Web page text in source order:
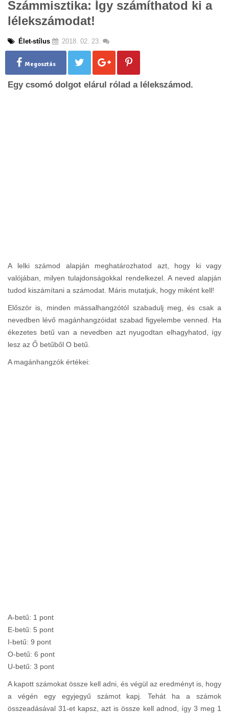
g
Számmisztika: Így számíthatod ki a
lélekszámodat!
Élet-stílus 2018. 02. 23.
Megosztás
Egy csomó dolgot elárul rólad a lélekszámod.
A lelki számod alapján meghatározhatod azt, hogy ki vagy
valójában, milyen tulajdonságokkal rendelkezel. A neved alapján
tudod kiszámítani a számodat. Máris mutatjuk, hogy miként kell!
Először is, minden mássalhangzótól szabadulj meg, és csak a
nevedben lévő magánhangzóidat szabad figyelembe venned. Ha
ékezetes betű van a nevedben azt nyugodtan elhagyhatod, így
lesz az Ő betűből O betű.
A magánhangzók értékei:
A-betű: 1 pont
E-betű: 5 pont
I-betű: 9 pont
O-betű: 6 pont
U-betű: 3 pont
A kapott számokat össze kell adni, és végül az eredményt is, hogy
a végén egy egyjegyű számot kapj. Tehát ha a számok
összeadásával 31-et kapsz, azt is össze kell adnod, így 3 meg 1